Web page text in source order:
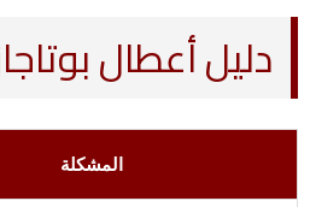
دليل أعطال
المشكلة